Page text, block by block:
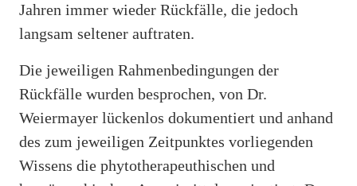
Jahren immer wieder Rückfälle, die jedoch
langsam seltener auftraten.
Die jeweiligen Rahmenbedingungen der
Rückfälle wurden besprochen, von Dr.
Weiermayer lückenlos dokumentiert und anhand
des zum jeweiligen Zeitpunktes vorliegenden
Wissens die phytotherapeuthischen und